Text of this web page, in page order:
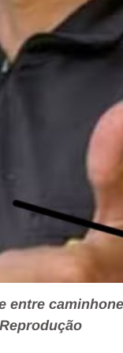
entre